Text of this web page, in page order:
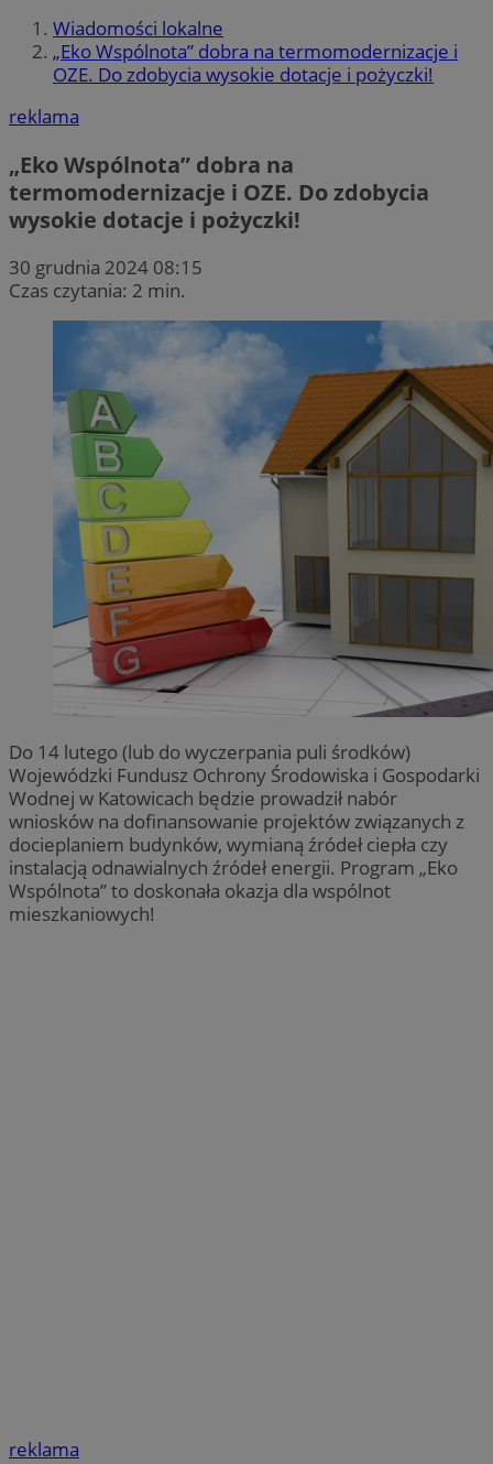
Wiadomości lokalne
„Eko Wspólnota” dobra na termomodernizacje i
OZE. Do zdobycia wysokie dotacje i pożyczki!
reklama
„Eko Wspólnota” dobra na
termomodernizacje i OZE. Do zdobycia
wysokie dotacje i pożyczki!
30 grudnia 2024 08:15
Czas czytania: 2 min.
Do 14 lutego (lub do wyczerpania puli środków)
Wojewódzki Fundusz Ochrony Środowiska i Gospodarki
Wodnej w Katowicach będzie prowadził nabór
wniosków na dofinansowanie projektów związanych z
docieplaniem budynków, wymianą źródeł ciepła czy
instalacją odnawialnych źródeł energii. Program „Eko
Wspólnota” to doskonała okazja dla wspólnot
mieszkaniowych!
reklama